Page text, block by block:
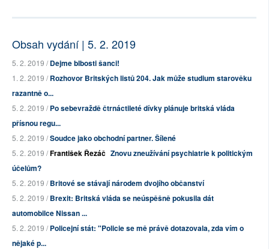
Obsah vydání | 5. 2. 2019
5. 2. 2019 /Dejme blbosti šanci!
1. 2. 2019 /Rozhovor Britských listů 204. Jak může studium starověku
razantně o...
5. 2. 2019 /Po sebevraždě čtrnáctileté dívky plánuje britská vláda
přísnou regu...
5. 2. 2019 /Soudce jako obchodní partner. Šílené
5. 2. 2019 /František Řezáč Znovu zneužívání psychiatrie k politickým
účelům?
5. 2. 2019 /Britové se stávají národem dvojího občanství
5. 2. 2019 /Brexit: Britská vláda se neúspěšně pokusila dát
automobilce Nissan ...
5. 2. 2019 /Policejní stát: "Policie se mě právě dotazovala, zda vím o
nějaké p...